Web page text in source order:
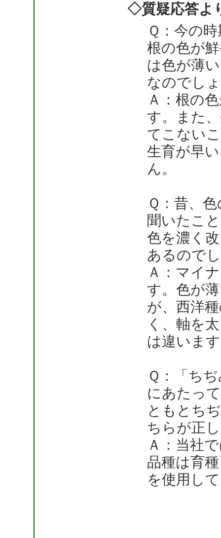
◇質疑応答よ
Ｑ：今の
根の色が
は色が薄
なのでし
Ａ：根の
す。また
てこない
生育が早
ん。
Ｑ：昔、
聞いたこ
色を濃く
あるので
Ａ：マイ
す。色が
が、西洋
く、軸を
は違いま
Ｑ：「ち
にあたっ
ともとち
ちらが正
Ａ：当社
品種は育
を使用し